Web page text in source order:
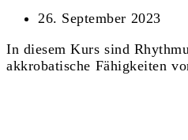
26. September 2023
In diesem Kurs sind
akkrobatische Fähigkeiten